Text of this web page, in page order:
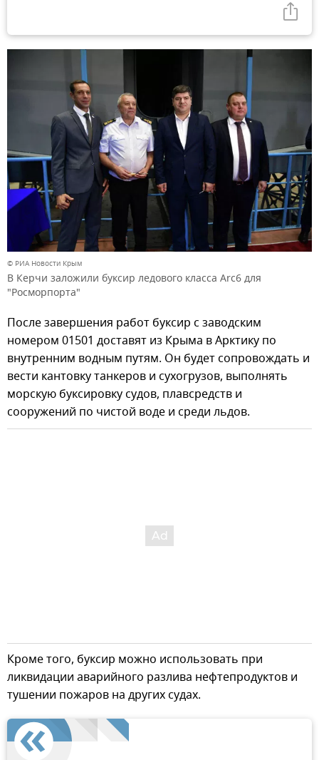
© РИА Новости Крым
В Керчи заложили буксир ледового класса Arc6 для
"Росморпорта"
После завершения работ буксир с заводским
номером 01501 доставят из Крыма в Арктику по
внутренним водным путям. Он будет сопровождать и
вести кантовку танкеров и сухогрузов, выполнять
морскую буксировку судов, плавсредств и
сооружений по чистой воде и среди льдов.
Кроме того, буксир можно использовать при
ликвидации аварийного разлива нефтепродуктов и
тушении пожаров на других судах.